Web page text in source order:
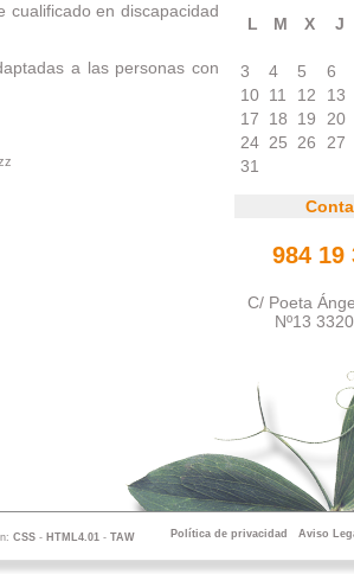
cualificado en discapacidad
a las personas con
L M X J
3
4 5 6
10 11 12 13
17
18 19 20
24 25 26 27
31
984 19
C/ Poeta
Nº13
CSS- HTML4.01- TAW Política de privacidad Aviso